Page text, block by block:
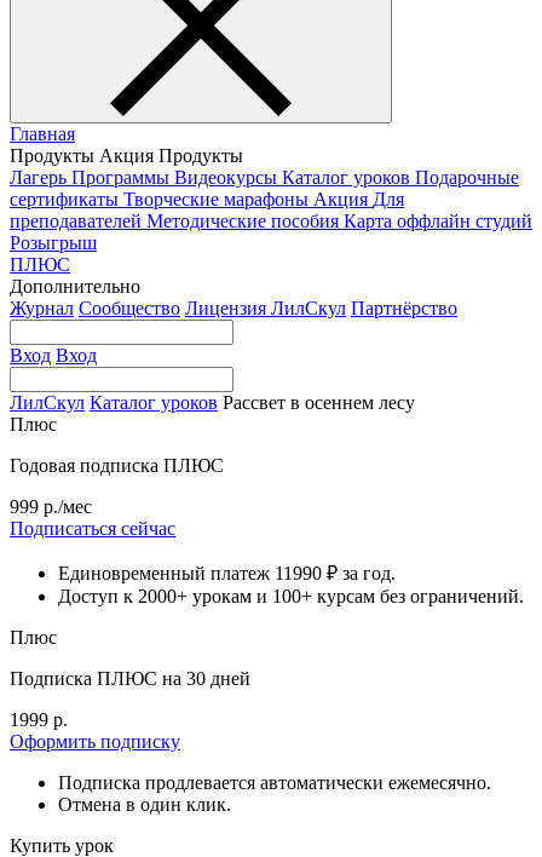
Главная
Продукты Акция Продукты
Лагерь Программы Видеокурсы Каталог уроков Подарочные
сертификаты Творческие марафоны Акция Для
преподавателей Методические пособия Карта оффлайн студий
Розыгрыш
ПЛЮС
Дополнительно
Журнал Сообщество Лицензия ЛилСкул Партнёрство
Вход Вход
ЛилСкул Каталог уроков Рассвет в осеннем лесу
Плюс
Годовая подписка ПЛЮС
999 р./мес
Подписаться сейчас
Единовременный платеж 11990 ₽ за год.
Доступ к 2000+ урокам и 100+ курсам без ограничений.
Плюс
Подписка ПЛЮС на 30 дней
1999 р.
Оформить подписку
Подписка продлевается автоматически ежемесячно.
Отмена в один клик.
Купить урок